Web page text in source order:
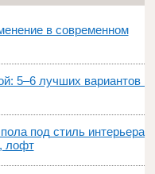
в современном
5–6 лучших вариантов и
под стиль интерьера:
лофт